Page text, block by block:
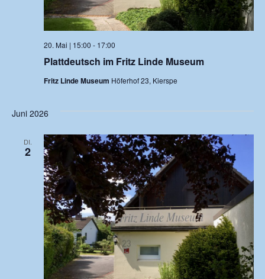
Plattdeutsch im Fritz Linde Museum
20. Mai | 15:00 - 17:00
Fritz Linde Museum Höferhof 23, Kierspe
Juni 2026
DI.
2